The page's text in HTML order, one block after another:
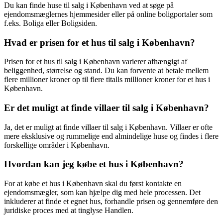
Du kan finde huse til salg i København ved at søge på
ejendomsmæglernes hjemmesider eller på online boligportaler som
f.eks. Boliga eller Boligsiden.
Hvad er prisen for et hus til salg i København?
Prisen for et hus til salg i København varierer afhængigt af
beliggenhed, størrelse og stand. Du kan forvente at betale mellem
flere millioner kroner op til flere titalls millioner kroner for et hus i
København.
Er det muligt at finde villaer til salg i København?
Ja, det er muligt at finde villaer til salg i København. Villaer er ofte
mere eksklusive og rummelige end almindelige huse og findes i flere
forskellige områder i København.
Hvordan kan jeg købe et hus i København?
For at købe et hus i København skal du først kontakte en
ejendomsmægler, som kan hjælpe dig med hele processen. Det
inkluderer at finde et egnet hus, forhandle prisen og gennemføre den
juridiske proces med at tinglyse Handlen.